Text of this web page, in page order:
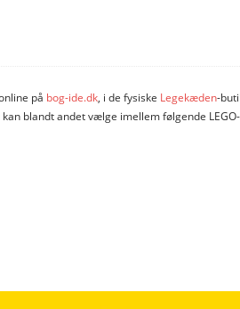
på bog-ide.dk, i de fysiske Legekæden-
blandt andet vælge imellem følgende